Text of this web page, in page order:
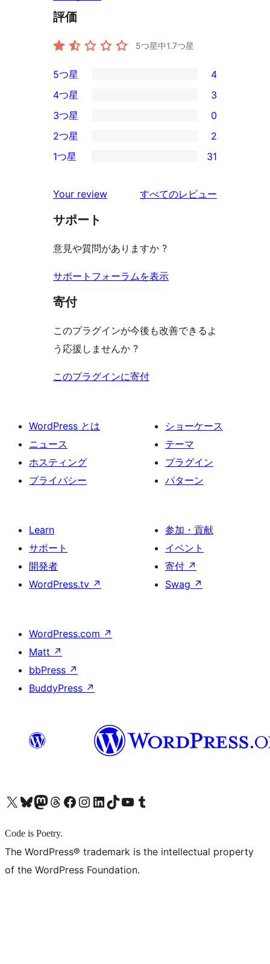
評価
5つ星中1.7つ星
4
5-
星
レ
ビ
ー
5つ星 4
4-
星
レ
ュ
ー
4つ星 3
0
3-
星
ビ
ュ
3つ星 0
2-
レ
ビ
ー
2つ星 2
31
星
レ
ュ
ー
1つ星 31
Your review すべてのレビュー
サポート
意見や質問がありますか ?
サポートフォーラムを表示
寄付
このプラグインが今後も改善できるよ
う応援しませんか ?
このプラグインに寄付
WordPress とは
ニュース
ホスティング
プライバシー
ショーケース
テーマ
プラグイン
パターン
Learn
サポート
開発者
WordPress.tv ↗
参加・貢献
イベント
寄付 ↗
Swag ↗
WordPress.com ↗
Matt ↗
bbPress ↗
BuddyPress ↗
X (旧 Twitter) アカウントへBluesky アカウントへMastodon アカウントへThreads アカウントへ Facebook ページへInstagram アカウントへ LinkedIn アカウントへTikTok アカウントへYouTube チャンネルへ Tumblr アカウントへ
Code is Poetry.
The WordPress® trademark is the intellectual property
of the WordPress Foundation.